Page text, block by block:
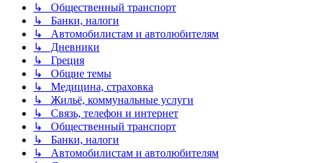
↳ Общественный транспорт
↳ Банки, налоги
↳ Автомобилистам и автолюбителям
↳ Дневники
↳ Греция
↳ Общие темы
↳ Медицина, страховка
↳ Жильё, коммунальные услуги
↳ Связь, телефон и интернет
↳ Общественный транспорт
↳ Банки, налоги
↳ Автомобилистам и автолюбителям